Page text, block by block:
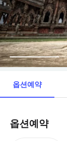
옵션예약
옵션예약